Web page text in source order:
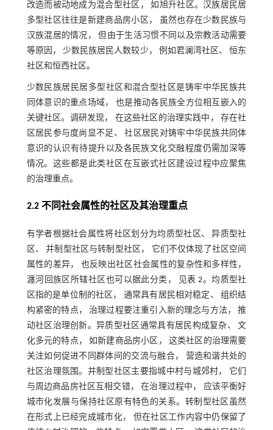
改造而被动地成为混合型社区， 如旭升社区。汉族居民居
多型社区往往是新建商品房小区， 虽然也存在少数民族与
汉族混居的情况， 但由于生活习惯不同以及宗教活动需要
等原因， 少数民族居民人数较少， 例如君澜湾社区、 恒东
社区和恒西社区。
少数民族居民居多型社区和混合型社区是铸牢中华民族共
同体意识的重点场域， 也是推动各民族全方位相互嵌入的
关键社区。调研发现， 在这些社区的治理实践中， 存在社
区居民参与度尚显不足、 社区居民对铸牢中华民族共同体
意识的认识有待提升以及各民族文化交融程度仍需加深等
情况。这些都是此类社区在互嵌式社区建设过程中应聚焦
的治理重点。
2.2 不同社会属性的社区及其治理重点
有学者根据社会属性将社区划分为均质型社区、 异质型社
区、 并制型社区与转制型社区， 它们不仅体现了社区空间
属性的差异， 也反映出社区社会属性的复杂性和多样性，
瀍河回族区所辖社区也可以据此分类， 见表 2。均质型社
区指的是单位制的社区， 通常具有居民相对稳定、 组织结
构紧密的特点， 治理过程要注重引入新的理念与方法， 推
动社区治理创新。异质型社区通常具有居民构成复杂、 文
化多元的特点， 如新建商品房小区， 这类社区的治理需要
关注如何促进不同群体间的交流与融合， 营造和谐共处的
社区治理氛围。并制型社区主要指城中村与城郊村， 它们
与周边商品房社区互相交错， 在治理过程中， 应该平衡好
城市化发展与保持社区原有特色的关系。转制型社区虽然
在形式上已经完成城市化， 但在社区工作内容中仍保留了